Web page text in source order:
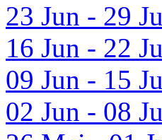
23 Jun - 29
16 Jun - 22
09 Jun - 15
02 Jun - 08